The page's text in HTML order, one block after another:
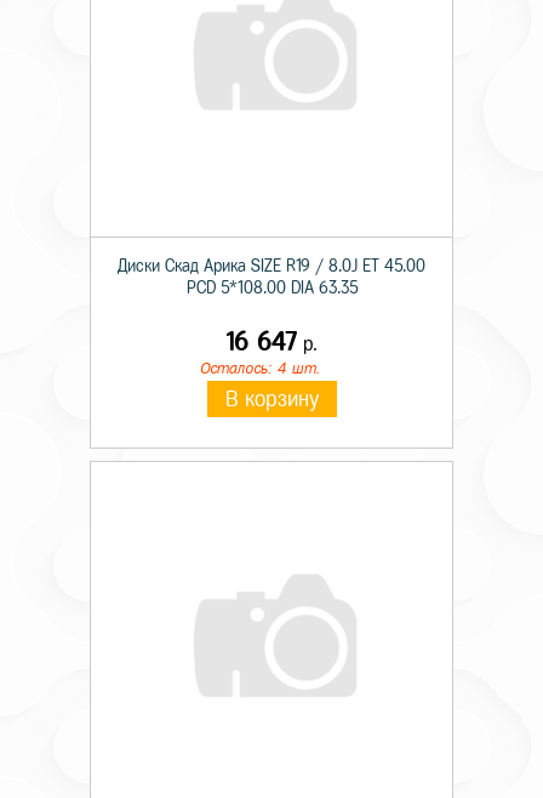
Диски Скад Арика SIZE R19 / 8.0J ET 45.00
PCD 5*108.00 DIA 63.35
16 647 р.
Осталось: 4 шт.
В корзину